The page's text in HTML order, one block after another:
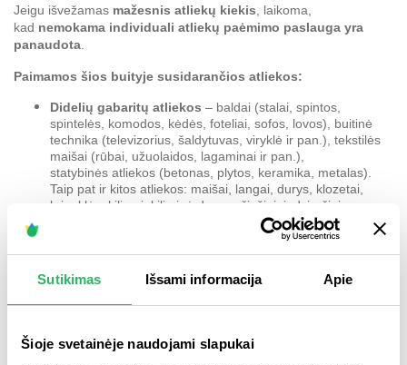
Sutikimas Išsami informacija Apie
Šioje svetainėje naudojami slapukai
Jeigu išvežamas mažesnis atliekų kiekis , laikoma,
kad nemokama individuali atliekų paėmimo paslauga yra
panaudota
Paimamos šios buityje susidarančios atliekos:
Didelių gabaritų atliekos – baldai (stalai, spintos,
spintelės, komodos, kėdės, foteliai, sofos, lovos), buitinė
technika (televizorius, šaldytuvas, viryklė ir pan.), tekstilės
maišai (rūbai, užuolaidos, lagaminai ir pan.),
statybinės atliekos (betonas, plytos, keramika, metalas).
Taip pat ir kitos atliekos: maišai, langai, durys, klozetai,
kriauklės, kilimai, kiliminė danga, čiužiniai, dviračiai,
paspirtukai, automobilinės kėdutės, vežimėliai.
Pavojingos atliekos– pasenę buities chemijos produktai,
dažų, ploviklių, cheminių medžiagų, gyvsidabrio turinčios
atliekos (sudaužytų ir pažeistų nepriimame), trąšų, augalų